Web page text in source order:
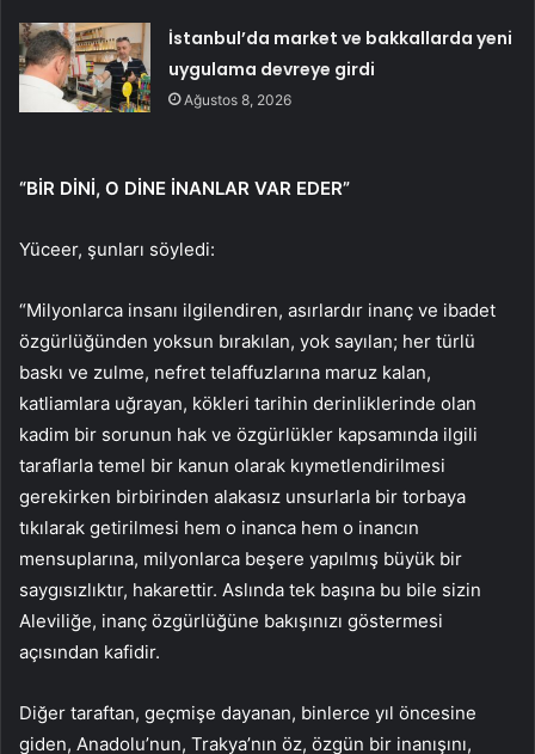
İstanbul’da market ve bakkallarda yeni
uygulama devreye girdi
Ağustos 8, 2026
“BİR DİNİ, O DİNE İNANLAR VAR EDER”
Yüceer, şunları söyledi:
“Milyonlarca insanı ilgilendiren, asırlardır inanç ve ibadet
özgürlüğünden yoksun bırakılan, yok sayılan; her türlü
baskı ve zulme, nefret telaffuzlarına maruz kalan,
katliamlara uğrayan, kökleri tarihin derinliklerinde olan
kadim bir sorunun hak ve özgürlükler kapsamında ilgili
taraflarla temel bir kanun olarak kıymetlendirilmesi
gerekirken birbirinden alakasız unsurlarla bir torbaya
tıkılarak getirilmesi hem o inanca hem o inancın
mensuplarına, milyonlarca beşere yapılmış büyük bir
saygısızlıktır, hakarettir. Aslında tek başına bu bile sizin
Aleviliğe, inanç özgürlüğüne bakışınızı göstermesi
açısından kafidir.
Diğer taraftan, geçmişe dayanan, binlerce yıl öncesine
giden, Anadolu’nun, Trakya’nın öz, özgün bir inanışını,